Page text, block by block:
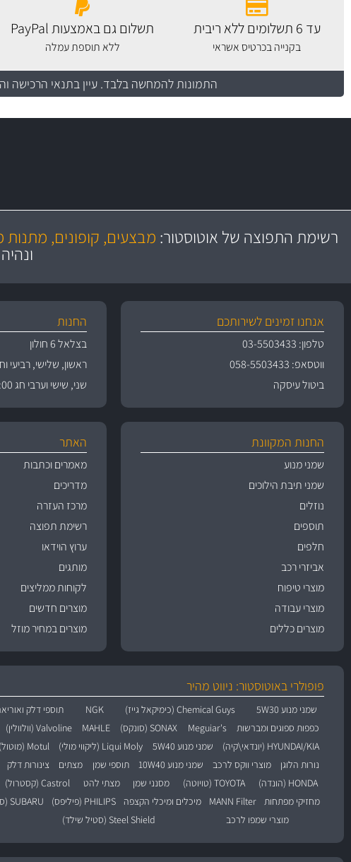
עד 6 תשלומים ללא ריבית
בקנייה בכרטיס אשראי
תשלום גם באמצעות PayPal
ללא תוספת עמלה
התמונות להמחשה בלבד. עיין בתנאי הרכישה
משלוח מהיר
באמצעות צ'יטה
משלוחים
רשימת התפוצה של אוטוסטור: מבצעים, קופונים,
אנחנו זמינים לשירותכם
טלפון: 03-5503433
ווטסאפ: 058-5503433
ביטול עיסקה
החנות
בצלאל 6 חולון
ראשון, שלישי, רביעי וחמישי 09:00
שני, שישי וערבי חג 09:00 עד 15:00
החנות המקוונת
שמני מנוע
שמני תיבת הילוכים
נוזלים
תוספים
חלפים
אביזרי רכב
מוצרי טיפוח
מוצרי עבודה
מוצרים כללים
האתר
מאמרים וכתבות
מדריכים
מרכז העזרה
רשימת תפוצה
ערוץ הוידאו
מותגים
לקוחות ממליצים
מוצרים חדשים
מוצרים במחיר מוזל
פופולרי באוטוסטור: ניווט מהיר
שמני מנוע 5W30 Chemical Guys (כימיקאל גייז) NGK תוספי דלק
כפפות ספוגים ומברשות
Meguiar's SONAX (סונקס) MAHLE Valvoline (וולוולין)
HYUNDAI/KIA (יונדאי\קיה)
שמני מנוע 5W40 Liqui Moly (ליקווי מולי) Motul (מוטול)
נורות הלוגן
מוצרי ווקס לרכב שמני מנוע 10W40 תוספי שמן מצתים צינורות דלק
HONDA (הונדה)
TOYOTA (טויוטה) מסנני שמן מצתי להט Castrol (קסטרול)
מחזיקי מפתחות
MANN Filter מיכלים ומיכלי הקצפה PHILIPS (פיליפס) SUBARU (סובארו)
מוצרי שמפו לרכב
Steel Shield (סטיל שילד)